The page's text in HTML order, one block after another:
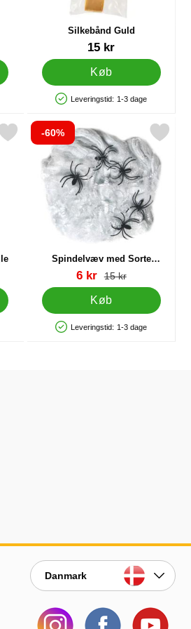
Silkebånd Guld
15 kr
Køb
Produkttilgængelighed: På lager
Leveringstid: 1-3 dage
Hårbøjle som favorit
-60%
Spindelvæv med Sorte
Edderkopper 40g
Varenr 38697pris
6 kr pris
15 kr
Køb
Produkttilgængelighed: På lager
Leveringstid: 1-3 dage
Markér spindelvæv med Sorte
Danmark